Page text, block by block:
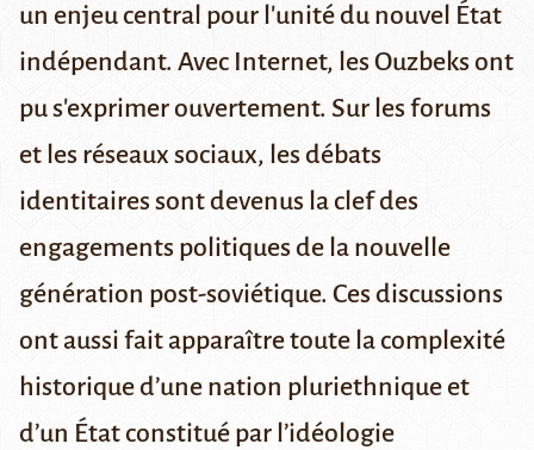
un enjeu central pour l'unité du nouvel État
indépendant. Avec Internet, les Ouzbeks ont
pu s'exprimer ouvertement. Sur les forums
et les réseaux sociaux, les débats
identitaires sont devenus la clef des
engagements politiques de la nouvelle
génération post-soviétique. Ces discussions
ont aussi fait apparaître toute la complexité
historique d’une nation pluriethnique et
d’un État constitué par l’idéologie